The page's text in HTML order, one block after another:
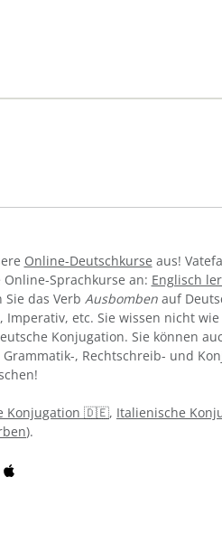
Online-Deutschkurse aus!
Sprachkurse an: Englisch
das Verb Ausbomben auf
etc. Sie wissen nicht wie
Konjugation. Sie können
, Rechtschreib- und
Konjugation 🇩🇪, Italienische
).